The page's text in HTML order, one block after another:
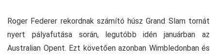
Roger Federer rekordnak számító húsz Grand Slam tornát
nyert pályafutása során, legutóbb idén januárban az
Australian Opent. Ezt követően azonban Wimbledonban és